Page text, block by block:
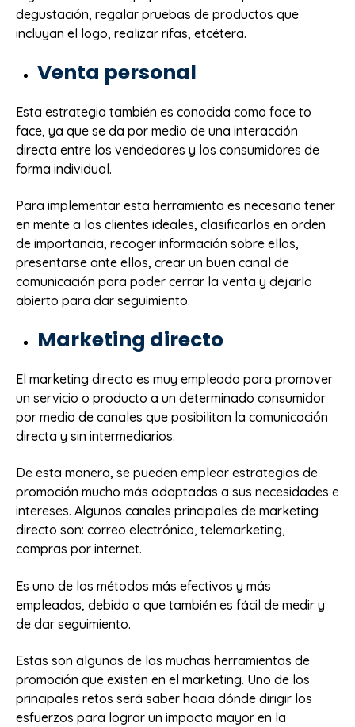
degustación, regalar pruebas de productos que
incluyan el logo, realizar rifas, etcétera.
Venta personal
Esta estrategia también es conocida como face to
face, ya que se da por medio de una interacción
directa entre los vendedores y los consumidores de
forma individual.
Para implementar esta herramienta es necesario tener
en mente a los clientes ideales, clasificarlos en orden
de importancia, recoger información sobre ellos,
presentarse ante ellos, crear un buen canal de
comunicación para poder cerrar la venta y dejarlo
abierto para dar seguimiento.
Marketing directo
El marketing directo es muy empleado para promover
un servicio o producto a un determinado consumidor
por medio de canales que posibilitan la comunicación
directa y sin intermediarios.
De esta manera, se pueden emplear estrategias de
promoción mucho más adaptadas a sus necesidades e
intereses. Algunos canales principales de marketing
directo son: correo electrónico, telemarketing,
compras por internet.
Es uno de los métodos más efectivos y más
empleados, debido a que también es fácil de medir y
de dar seguimiento.
Estas son algunas de las muchas herramientas de
promoción que existen en el marketing. Uno de los
principales retos será saber hacia dónde dirigir los
esfuerzos para lograr un impacto mayor en la